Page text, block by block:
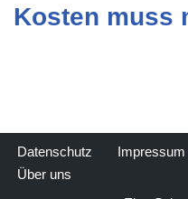
Kosten muss
Datenschutz Impressum
Über uns